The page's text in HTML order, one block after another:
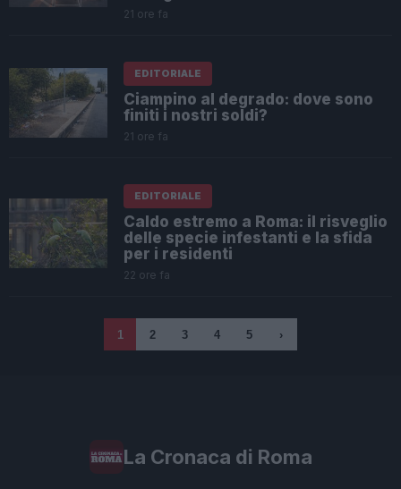
21 ore fa
EDITORIALE
Ciampino al degrado: dove sono
finiti i nostri soldi?
21 ore fa
EDITORIALE
Caldo estremo a Roma: il risveglio
delle specie infestanti e la sfida
per i residenti
22 ore fa
1 2 3 4 5 ›
La Cronaca di Roma